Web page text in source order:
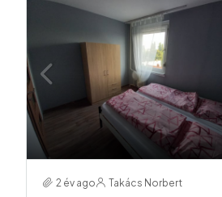
2 év ago Takács Norbert